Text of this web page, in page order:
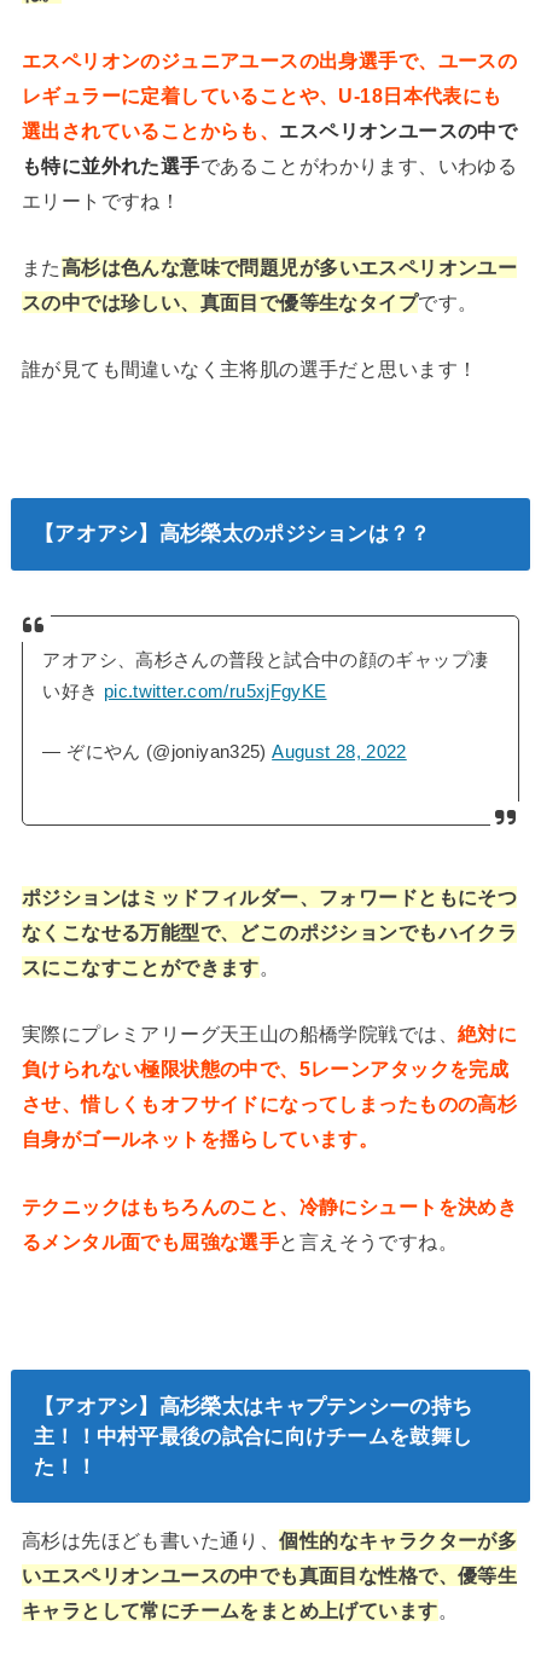
エスペリオンのジュニアユースの出身選手で、ユースの
レギュラーに定着していることや、U-18日本代表にも
選出されていることからも、 エスペリオンユースの中で
も特に並外れた選手であることがわかります、いわゆる
エリートですね！
また高杉は色んな意味で問題児が多いエスペリオンユー
スの中では珍しい、真面目で優等生なタイプです。
誰が見ても間違いなく主将肌の選手だと思います！
【アオアシ】高杉榮太のポジションは？？
アオアシ、高杉さんの普段と試合中の顔のギャップ凄
い好き pic.twitter.com/ru5xjFgyKE
— ぞにやん (@joniyan325)August 28, 2022
ポジションはミッドフィルダー、フォワードともにそつ
なくこなせる万能型で、どこのポジションでもハイクラ
スにこなすことができます。
実際にプレミアリーグ天王山の船橋学院戦では、 絶対に
負けられない極限状態の中で、5レーンアタックを完成
させ、惜しくもオフサイドになってしまったものの高杉
自身がゴールネットを揺らしています。
テクニックはもちろんのこと、冷静にシュートを決めき
るメンタル面でも屈強な選手と言えそうですね。
【アオアシ】高杉榮太はキャプテンシーの持ち
主！！中村平最後の試合に向けチームを鼓舞し
た！！
高杉は先ほども書いた通り、個性的なキャラクターが多
いエスペリオンユースの中でも真面目な性格で、優等生
キャラとして常にチームをまとめ上げています。